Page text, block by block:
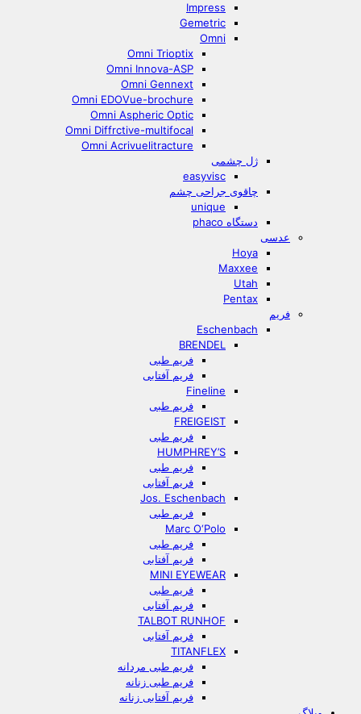
Impress
Gemetric
Omni
Omni Trioptix
Omni Innova-ASP
Omni Gennext
Omni EDOVue-brochure
Omni Aspheric Optic
Omni Diffrctive-multifocal
Omni Acrivuelitracture
ژل چشمی
easyvisc
چاقوی جراحی چشم
unique
دستگاه phaco
عدسی
Hoya
Maxxee
Utah
Pentax
فریم
Eschenbach
BRENDEL
فریم طبی
فریم آفتابی
Fineline
فریم طبی
FREIGEIST
فریم طبی
HUMPHREY’S
فریم طبی
فریم آفتابی
Jos. Eschenbach
فریم طبی
Marc O‘Polo
فریم طبی
فریم آفتابی
MINI EYEWEAR
فریم طبی
فریم آفتابی
TALBOT RUNHOF
فریم آفتابی
TITANFLEX
فریم طبی مردانه
فریم طبی زنانه
فریم آفتابی زنانه